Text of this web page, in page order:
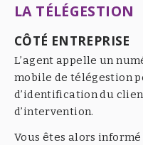
LA TÉLÉGESTION
CÔTÉ ENTREPRISE
L’agent appelle un
mobile de télégestion
d’identification du
d’intervention.
Vous êtes alors